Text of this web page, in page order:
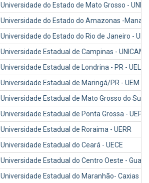
Universidade do Estado de Mato Grosso -
Universidade do Estado do Amazonas -
Universidade do Estado do Rio de Janeiro -
Universidade Estadual de Campinas - UNICAMP
Universidade Estadual de Londrina - PR - UEL
Universidade Estadual de Maringá/PR - UEM
Universidade Estadual de Mato Grosso do Sul -
Universidade Estadual de Ponta Grossa - UEPG
Universidade Estadual de Roraima - UERR
Universidade Estadual do Ceará - UECE
Universidade Estadual do Centro Oeste -
Universidade Estadual do Maranhão- Caxias -